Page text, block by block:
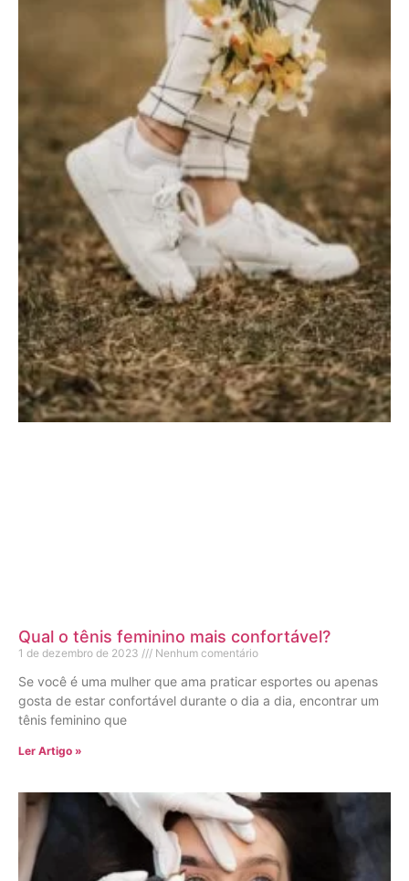
Qual o tênis feminino mais confortável?
1 de dezembro de 2023 Nenhum comentário
Se você é uma mulher que ama praticar esportes ou apenas
gosta de estar confortável durante o dia a dia, encontrar um
tênis feminino que
Ler Artigo »